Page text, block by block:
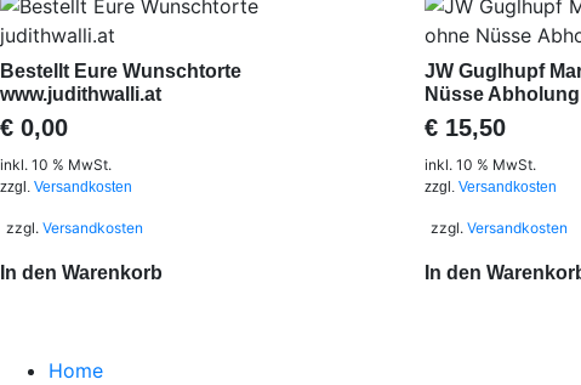
Bestellt Eure Wunschtorte
www.judithwalli.at
€ 0,00
inkl. 10 % MwSt.
zzgl. Versandkosten
zzgl. Versandkosten
In den Warenkorb
JW Guglhupf
Nüsse
€15,50
inkl. 10 % MwSt.
zzgl. Versandkosten
zzgl. Versandkosten
In den
Home